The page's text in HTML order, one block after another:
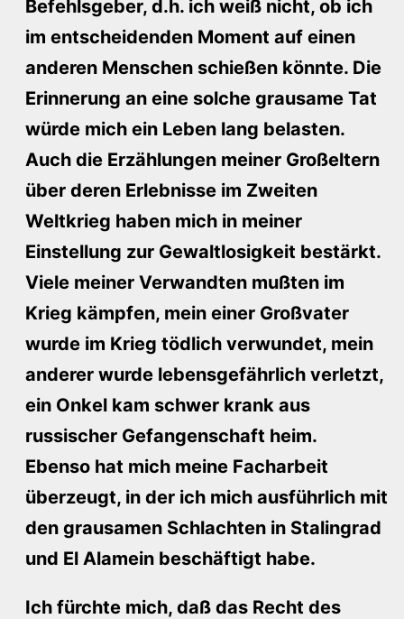
Befehlsgeber, d.h. ich weiß nicht, ob ich
im entscheidenden Moment auf einen
anderen Menschen schießen könnte. Die
Erinnerung an eine solche grausame Tat
würde mich ein Leben lang belasten.
Auch die Erzählungen meiner Großeltern
über deren Erlebnisse im Zweiten
Weltkrieg haben mich in meiner
Einstellung zur Gewaltlosigkeit bestärkt.
Viele meiner Verwandten mußten im
Krieg kämpfen, mein einer Großvater
wurde im Krieg tödlich verwundet, mein
anderer wurde lebensgefährlich verletzt,
ein Onkel kam schwer krank aus
russischer Gefangenschaft heim.
Ebenso hat mich meine Facharbeit
überzeugt, in der ich mich ausführlich mit
den grausamen Schlachten in Stalingrad
und El Alamein beschäftigt habe.
Ich fürchte mich, daß das Recht des